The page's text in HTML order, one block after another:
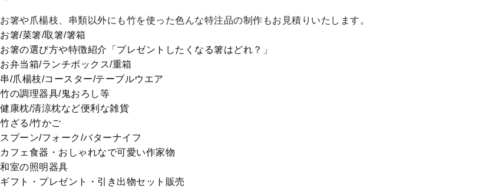
お箸や爪楊枝、串類以外にも竹を使った色んな特注品の制作もお見積りいたします。
お箸/菜箸/取箸/箸箱
お箸の選び方や特徴紹介「プレゼントしたくなる箸はどれ？」
お弁当箱/ランチボックス/重箱
串/爪楊枝/コースター/テーブルウエア
竹の調理器具/鬼おろし等
健康枕/清涼枕など便利な雑貨
竹ざる/竹かご
スプーン/フォーク/バターナイフ
カフェ食器・おしゃれなで可愛い作家物
和室の照明器具
ギフト・プレゼント・引き出物セット販売